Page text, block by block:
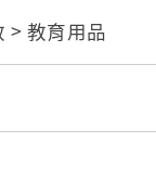
> 教育用品